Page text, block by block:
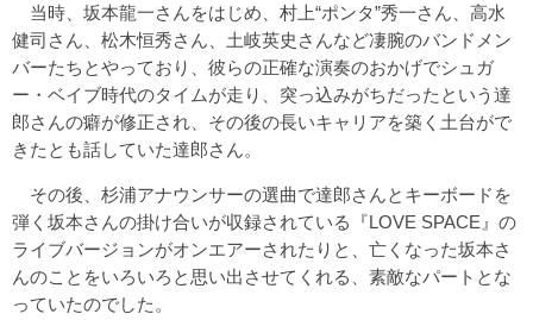
当時、坂本龍一さんをはじめ、村上“ポンタ”秀一さん、高水
健司さん、松木恒秀さん、土岐英史さんなど凄腕のバンドメン
バーたちとやっており、彼らの正確な演奏のおかげでシュガ
ー・ベイブ時代のタイムが走り、突っ込みがちだったという達
郎さんの癖が修正され、その後の長いキャリアを築く土台がで
きたとも話していた達郎さん。
その後、杉浦アナウンサーの選曲で達郎さんとキーボードを
弾く坂本さんの掛け合いが収録されている『LOVE SPACE』の
ライブバージョンがオンエアーされたりと、亡くなった坂本さ
んのことをいろいろと思い出させてくれる、素敵なパートとな
っていたのでした。